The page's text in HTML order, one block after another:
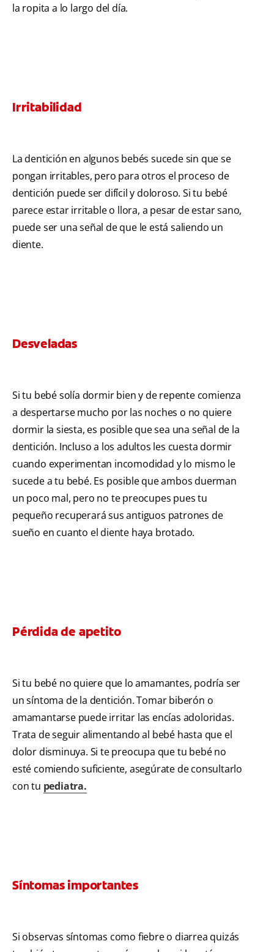
la ropita a lo largo del día.
Irritabilidad
La dentición en algunos bebés sucede sin que se
pongan irritables, pero para otros el proceso de
dentición puede ser difícil y doloroso. Si tu bebé
parece estar irritable o llora, a pesar de estar sano,
puede ser una señal de que le está saliendo un
diente.
Desveladas
Si tu bebé solía dormir bien y de repente comienza
a despertarse mucho por las noches o no quiere
dormir la siesta, es posible que sea una señal de la
dentición. Incluso a los adultos les cuesta dormir
cuando experimentan incomodidad y lo mismo le
sucede a tu bebé. Es posible que ambos duerman
un poco mal, pero no te preocupes pues tu
pequeño recuperará sus antiguos patrones de
sueño en cuanto el diente haya brotado.
Pérdida de apetito
Si tu bebé no quiere que lo amamantes, podría ser
un síntoma de la dentición. Tomar biberón o
amamantarse puede irritar las encías adoloridas.
Trata de seguir alimentando al bebé hasta que el
dolor disminuya. Si te preocupa que tu bebé no
esté comiendo suficiente, asegúrate de consultarlo
con tu pediatra.
Síntomas importantes
Si observas síntomas como fiebre o diarrea quizás